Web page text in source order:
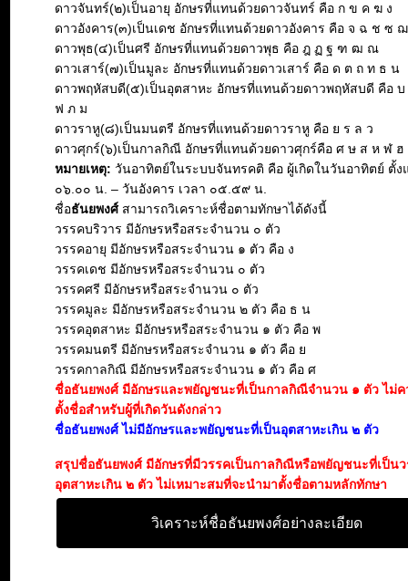
ดาวจันทร์(๒)เป็นอายุ อักษรที่แทนด้วยดาวจันทร์ คือ ก ข ค ฆ ง
ดาวอังคาร(๓)เป็นเดช อักษรที่แทนด้วยดาวอังคาร คือ จ ฉ ช ซ
ดาวพุธ(๔)เป็นศรี อักษรที่แทนด้วยดาวพุธ คือ ฎ ฏ ฐ ฑ ฒ ณ
ดาวเสาร์(๗)เป็นมูละ อักษรที่แทนด้วยดาวเสาร์ คือ ด ต ถ ท ธ น
ดาวพฤหัสบดี(๕)เป็นอุตสาหะ อักษรที่แทนด้วยดาวพฤหัสบดี คือ บ
ฟ ภ ม
ดาวราหู(๘)เป็นมนตรี อักษรที่แทนด้วยดาวราหู คือ ย ร ล ว
ดาวศุกร์(๖)เป็นกาลกิณี อักษรที่แทนด้วยดาวศุกร์คือ ศ ษ ส ห ฬ ฮ
หมายเหตุ: วันอาทิตย์ในระบบจันทรคติ คือ ผู้เกิดในวันอาทิตย์ ตั้ง
๐๖.๐๐ น. – วันอังคาร เวลา ๐๕.๕๙ น.
ชื่อธันยพงศ์สามารถวิเคราะห์ชื่อตามทักษาได้ดังนี้
วรรคบริวาร มีอักษรหรือสระจำนวน ๐ ตัว
วรรคอายุ มีอักษรหรือสระจำนวน ๑ ตัว คือ ง
วรรคเดช มีอักษรหรือสระจำนวน ๐ ตัว
วรรคศรี มีอักษรหรือสระจำนวน ๐ ตัว
วรรคมูละ มีอักษรหรือสระจำนวน ๒ ตัว คือ ธ น
วรรคอุตสาหะ มีอักษรหรือสระจำนวน ๑ ตัว คือ พ
วรรคมนตรี มีอักษรหรือสระจำนวน ๑ ตัว คือ ย
วรรคกาลกิณี มีอักษรหรือสระจำนวน ๑ ตัว คือ ศ
ชื่อธันยพงศ์ มีอักษรและพยัญชนะที่เป็นกาลกิณีจำนวน ๑ ตัว ไม่ค
ตั้งชื่อสำหรับผู้ที่เกิดวันดังกล่าว
ชื่อธันยพงศ์ ไม่มีอักษรและพยัญชนะที่เป็นอุตสาหะเกิน ๒ ตัว
สรุปชื่อธันยพงศ์ มีอักษรที่มีวรรคเป็นกาลกิณีหรือพยัญชนะที่เป็นว
อุตสาหะเกิน ๒ ตัว ไม่เหมาะสมที่จะนำมาตั้งชื่อตามหลักทักษา
วิเคราะห์ชื่อธันยพงศ์อย่างละเอียด